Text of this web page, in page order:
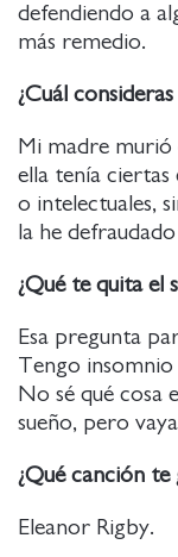
defendiendo a
más remedio.
¿Cuál
Mi madre murió
ella tenía
o intelectuales,
la he defraudado
¿Qué te quita el
Esa pregunta
Tengo insomnio
No sé qué cosa
sueño, pero
¿Qué canción te
Eleanor Rigby.